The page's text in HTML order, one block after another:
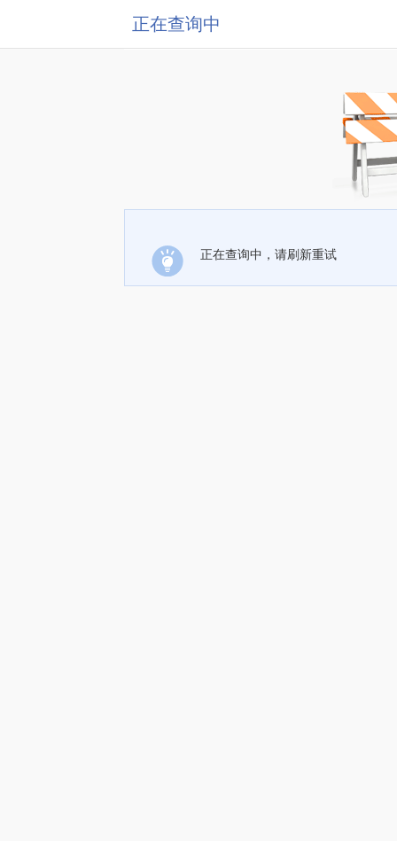
正在查询中
正在查询中，请刷新重试